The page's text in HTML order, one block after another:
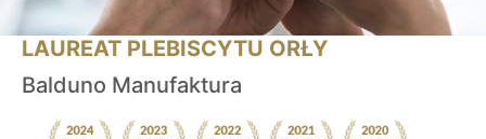
LAUREAT PLEBISCYTU ORŁY
Balduno Manufaktura